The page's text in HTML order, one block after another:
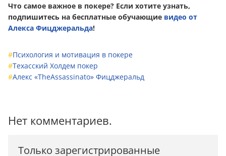
Что самое важное в покере? Если хотите узнать,
подпишитесь на бесплатные обучающие видео от
Алекса Фицджеральда!
#Психология и мотивация в покере
#Техасский Холдем покер
#Алекс «TheAssassinato» Фицджеральд
Нет комментариев.
Только зарегистрированные